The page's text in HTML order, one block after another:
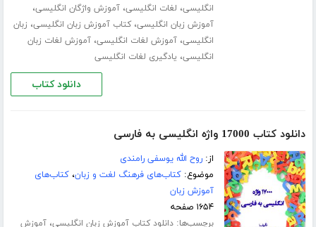
انگلیسی، لغات انگلیسی،آموزش واژگان انگلیسی،
آموزش زبان انگلیسی،کتاب آموزش زبان انگلیسی، زبان
انگلیسی،آموزش لغات انگلیسی،آموزش لغات زبان
انگلیسی، یادگیری لغات انگلیسی
دانلود کتاب
دانلود کتاب 17000 واژه انگلیسی به فارسی
از:روح الله یوسفی رامندی
موضوع:کتاب‌های فرهنگ لغت و زبان،کتاب‌های
آموزش زبان
۱۶۵۴ صفحه
برچسب‌ها:دانلود کتاب آموزش زبان انگلیسی،آموزش